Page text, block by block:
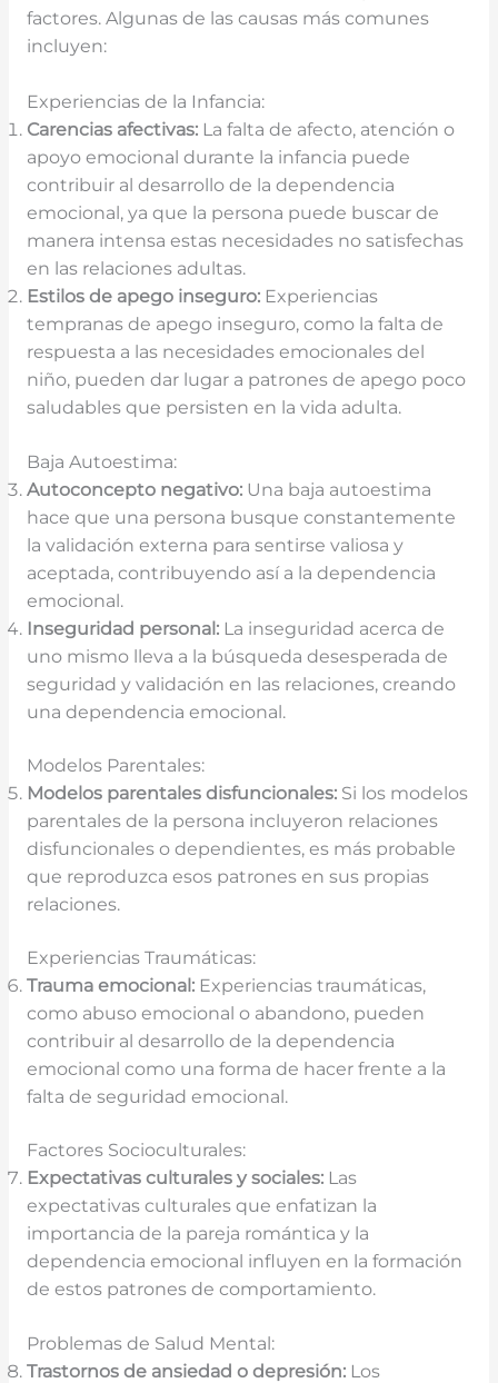
factores. Algunas de las causas más comunes
incluyen:
Experiencias de la Infancia:
Carencias afectivas:La falta de afecto, atención o
apoyo emocional durante la infancia puede
contribuir al desarrollo de la dependencia
emocional, ya que la persona puede buscar de
manera intensa estas necesidades no satisfechas
en las relaciones adultas.
Estilos de apego inseguro:Experiencias
tempranas de apego inseguro, como la falta de
respuesta a las necesidades emocionales del
niño, pueden dar lugar a patrones de apego poco
saludables que persisten en la vida adulta.
Baja Autoestima:
Autoconcepto negativo:Una baja autoestima
hace que una persona busque constantemente
la validación externa para sentirse valiosa y
aceptada, contribuyendo así a la dependencia
emocional.
Inseguridad personal:La inseguridad acerca de
uno mismo lleva a la búsqueda desesperada de
seguridad y validación en las relaciones, creando
una dependencia emocional.
Modelos Parentales:
Modelos parentales disfuncionales:Si los modelos
parentales de la persona incluyeron relaciones
disfuncionales o dependientes, es más probable
que reproduzca esos patrones en sus propias
relaciones.
Experiencias Traumáticas:
Trauma emocional:Experiencias traumáticas,
como abuso emocional o abandono, pueden
contribuir al desarrollo de la dependencia
emocional como una forma de hacer frente a la
falta de seguridad emocional.
Factores Socioculturales:
Expectativas culturales y sociales:Las
expectativas culturales que enfatizan la
importancia de la pareja romántica y la
dependencia emocional influyen en la formación
de estos patrones de comportamiento.
Problemas de Salud Mental:
Trastornos de ansiedad o depresión:Los